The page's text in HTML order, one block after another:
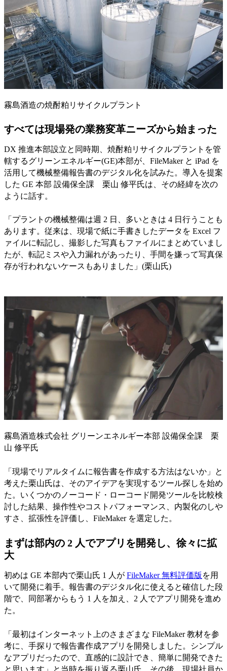
霧島酒造の焼酎粕リサイクルプラント
すべては現場発の業務変革ニーズから始まった
DX 推進本部設立と同時期、焼酎粕リサイクルプラントを管
轄するグリーンエネルギー(GE)本部が、FileMaker と iPad を
活用して機械整備報告書のデジタル化を試みた。導入を提案
した GE 本部 設備保全課 栗山 修平氏は、その経緯を次の
ように話す。
「プラントの機械整備は週 2 日、多いときは 4 日行うことも
あります。従来は、現場で紙に手書きしたデータを Excel フ
ァイルに転記し、撮影した写真もファイルにまとめていまし
たが、転記ミスや入力漏れがあったり、手間を嫌って写真保
存が行われないケースもありました」(栗山氏)
霧島酒造株式会社 グリーンエネルギー本部 設備保全課 栗
山 修平氏
「現場でリアルタイムに報告書を作成する方法はないか」と
考えた栗山氏は、そのアイデアを実現するツール探しを始め
た。いくつかのノーコード・ローコード開発ツールを比較検
討した結果、操作性やコストパフォーマンス、内製化のしや
すさ、拡張性を評価し、FileMaker を選定した。
まずは部内の 2 人でアプリを開発し、徐々に拡
大
初めは GE 本部内で栗山氏 1 人が FileMaker 無料評価版 を用
いて開発に着手。報告書のデジタル化に使えると確信した段
階で、同部署からもう 1 人を加え、2 人でアプリ開発を進め
た。
「最初はインターネット上のさまざまな FileMaker 教材を参
考に、手探りで報告書作成アプリを開発しました。シンプル
なアプリだったので、直感的に設計でき、簡単に開発できた
と思います」と当時を振り返る栗山氏。その後、現場社員か